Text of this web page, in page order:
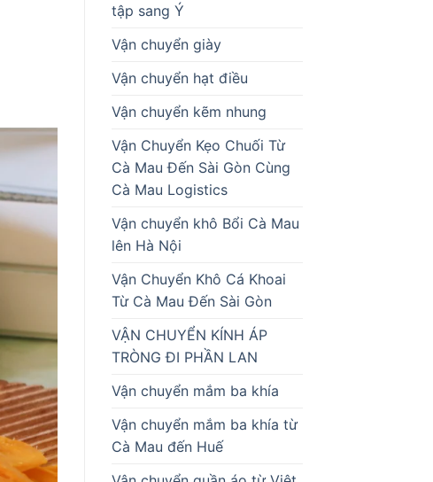
tập sang Ý
Vận chuyển giày
Vận chuyển hạt điều
Vận chuyển kẽm nhung
Vận Chuyển Kẹo Chuối Từ
Cà Mau Đến Sài Gòn Cùng
Cà Mau Logistics
Vận chuyển khô Bổi Cà Mau
lên Hà Nội
Vận Chuyển Khô Cá Khoai
Từ Cà Mau Đến Sài Gòn
VẬN CHUYỂN KÍNH ÁP
TRÒNG ĐI PHẦN LAN
Vận chuyển mắm ba khía
Vận chuyển mắm ba khía từ
Cà Mau đến Huế